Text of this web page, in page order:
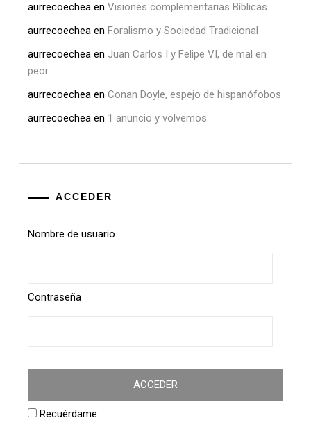
aurrecoechea en Visiones complementarias Bíblicas
aurrecoechea en Foralismo y Sociedad Tradicional
aurrecoechea en Juan Carlos I y Felipe VI, de mal en
peor
aurrecoechea en Conan Doyle, espejo de hispanófobos
aurrecoechea en 1 anuncio y volvemos.
ACCEDER
Nombre de usuario
Contraseña
Recuérdame